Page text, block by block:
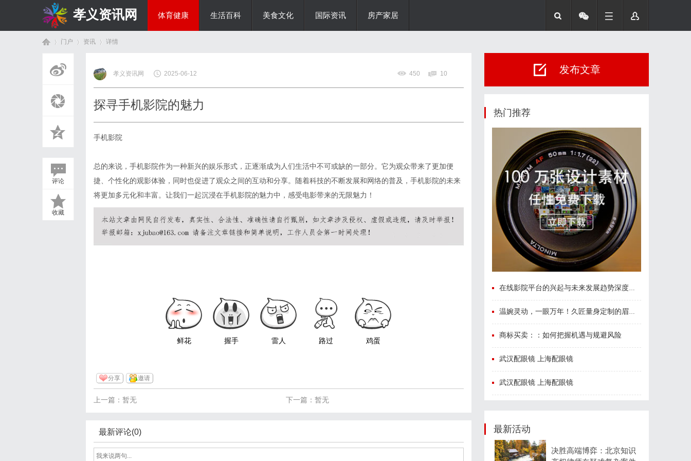
孝义资讯网 体育健康 生活百科 美食文化 国际资讯 房产家居
门户 资讯
›
详情
评论
收藏
孝义资讯网 2025-06-12 450 10
探寻手机影院的魅力
手机影院
总的来说，手机影院作为一种新兴的娱乐形式，正逐渐成为人们生活中不可或缺的一部分。它为观众带来了更加便
捷、个性化的观影体验，同时也促进了观众之间的互动和分享。随着科技的不断发展和网络的普及，手机影院的未来
将更加多元化和丰富。让我们一起沉浸在手机影院的魅力中，感受电影带来的无限魅力！
鲜花 握手 雷人 路过 鸡蛋
分享 邀请
下一篇：暂无
上一篇：暂无
最新评论(0)
发布文章
热门推荐
在线影院平台的兴起与未来发展趋势深度解析
温婉灵动，一眼万年！久匠量身定制的眉眼唇，才是你整张脸的点睛之笔！淡颜系女生的气质加分项
商标买卖：：如何把握机遇与规避风险
武汉配眼镜 上海配眼镜
武汉配眼镜 上海配眼镜
最新活动
决胜高端博弈：北京知识